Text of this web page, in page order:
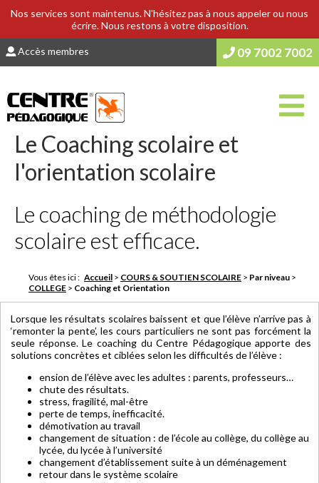
Nos services sont maintenus. N'hésitez pas à nous appeler ou nous
écrire. Nous restons à votre disposition.
Accès membres 09 7002 7002
Le Coaching scolaire et
l'orientation scolaire
Le coaching de méthodologie
scolaire est efficace.
Vous êtes ici : Accueil > COURS & SOUTIEN SCOLAIRE > Par niveau >
COLLEGE > Coaching et Orientation
Lorsque les résultats scolaires baissent et que l’élève n’arrive pas à
‘remonter la pente’, les cours particuliers ne sont pas forcément la
seule réponse. Le coaching du Centre Pédagogique apporte des
solutions concrètes et ciblées selon les difficultés de l’élève :
ension de l’élève avec les adultes : parents, professeurs…
chute des résultats.
stress, fragilité, mal-être
perte de temps, inefficacité.
démotivation au travail
changement de situation : de l’école au collège, du collège au
lycée, du lycée à l’université
changement d’établissement suite à un déménagement
retour dans le système scolaire